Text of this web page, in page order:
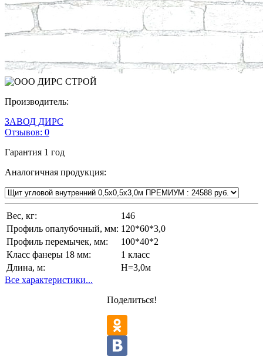
Производитель:
ЗАВОД ДИРС
Отзывов: 0
Гарантия 1 год
Аналогичная продукция:
Вес, кг:
146
Профиль опалубочный, мм: 120*60*3,0
Профиль перемычек, мм:
100*40*2
Класс фанеры 18 мм:
1 класс
Длина, м:
Н=3,0м
Все характеристики...
Поделиться!